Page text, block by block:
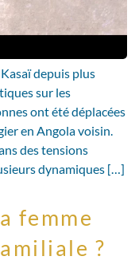
depuis plus
sur les
ont été déplacées
en Angola voisin.
des tensions
dynamiques […]
femme
?